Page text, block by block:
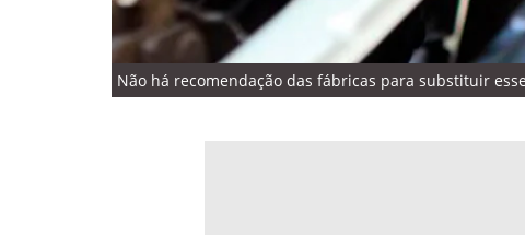
Não há recomendação das fábricas para substituir